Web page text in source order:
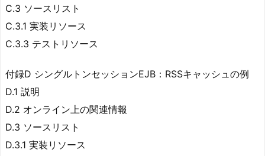
C.3 ソースリスト
C.3.1 実装リソース
C.3.3 テストリソース
付録D シングルトンセッションEJB：RSSキャッシュの例
D.1 説明
D.2 オンライン上の関連情報
D.3 ソースリスト
D.3.1 実装リソース